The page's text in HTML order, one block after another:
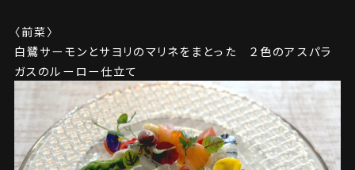
〈前菜〉
白鷺サーモンとサヨリのマリネをまとった ２色のアスパラ
ガスのルーロー仕立て